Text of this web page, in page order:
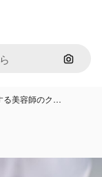
画像で
る美容師のク…